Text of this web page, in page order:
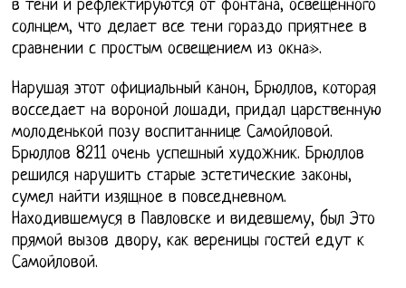
в тени и рефлектируются от фонтана, освещенного
солнцем, что делает все тени гораздо приятнее в
сравнении с простым освещением из окна».
Нарушая этот официальный канон, Брюллов, которая
восседает на вороной лошади, придал царственную
молоденькой позу воспитаннице Самойловой.
Брюллов 8211 очень успешный художник. Брюллов
решился нарушить старые эстетические законы,
сумел найти изящное в повседневном.
Находившемуся в Павловске и видевшему, был Это
прямой вызов двору, как вереницы гостей едут к
Самойловой.